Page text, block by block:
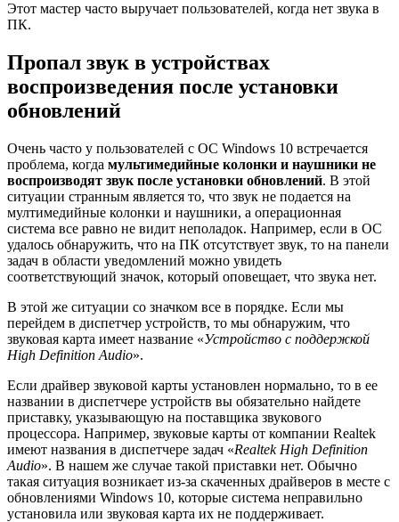
Этот мастер часто выручает пользователей, когда нет звука в
ПК.
Пропал звук в устройствах
воспроизведения после установки
обновлений
Очень часто у пользователей с ОС Windows 10 встречается
проблема, когда мультимедийные колонки и наушники не
воспроизводят звук после установки обновлений. В этой
ситуации странным является то, что звук не подается на
мултимедийные колонки и наушники, а операционная
система все равно не видит неполадок. Например, если в ОС
удалось обнаружить, что на ПК отсутствует звук, то на панели
задач в области уведомлений можно увидеть
соответствующий значок, который оповещает, что звука нет.
В этой же ситуации со значком все в порядке. Если мы
перейдем в диспетчер устройств, то мы обнаружим, что
звуковая карта имеет название «Устройство с поддержкой
High Definition Audio».
Если драйвер звуковой карты установлен нормально, то в ее
названии в диспетчере устройств вы обязательно найдете
приставку, указывающую на поставщика звукового
процессора. Например, звуковые карты от компании Realtek
имеют названия в диспетчере задач «Realtek High Definition
Audio». В нашем же случае такой приставки нет. Обычно
такая ситуация возникает из-за скаченных драйверов в месте с
обновлениями Windows 10, которые система неправильно
установила или звуковая карта их не поддерживает.